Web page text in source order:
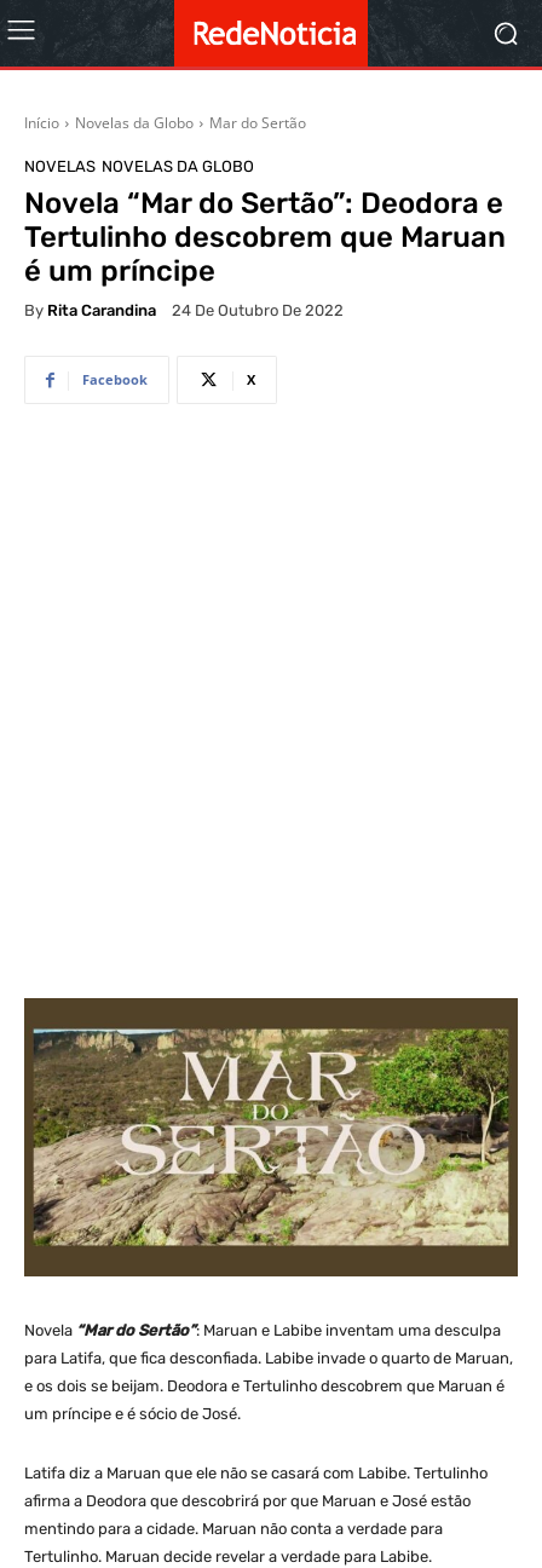
Início Novelas da Globo Mar do Sertão
NOVELAS NOVELAS DA GLOBO
Novela “Mar do Sertão”: Deodora e
Tertulinho descobrem que Maruan
é um príncipe
By Rita Carandina 24 De Outubro De 2022
Facebook X
Novela “Mar do Sertão”: Maruan e Labibe inventam uma desculpa
para Latifa, que fica desconfiada. Labibe invade o quarto de Maruan,
e os dois se beijam. Deodora e Tertulinho descobrem que Maruan é
um príncipe e é sócio de José.
Latifa diz a Maruan que ele não se casará com Labibe. Tertulinho
afirma a Deodora que descobrirá por que Maruan e José estão
mentindo para a cidade. Maruan não conta a verdade para
Tertulinho. Maruan decide revelar a verdade para Labibe.